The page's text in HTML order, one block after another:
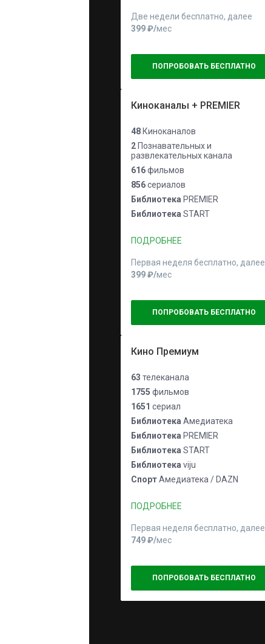
Две недели бесплатно, далее
399 ₽⁠/⁠мес
ПОПРОБОВАТЬ БЕСПЛАТНО
Киноканалы + PREMIER
48 Киноканалов
2 Познавательных и
развлекательных канала
616фильмов
856сериалов
Библиотека PREMIER
Библиотека START
ПОДРОБНЕЕ
Первая неделя бесплатно, далее
399 ₽⁠/⁠мес
ПОПРОБОВАТЬ БЕСПЛАТНО
Кино Премиум
63 телеканала
1755 фильмов
1651 сериал
Библиотека Амедиатека
Библиотека PREMIER
Библиотека START
Библиотека viju
СпортАмедиатека / DAZN
ПОДРОБНЕЕ
Первая неделя бесплатно, далее
749 ₽⁠/⁠мес
ПОПРОБОВАТЬ БЕСПЛАТНО